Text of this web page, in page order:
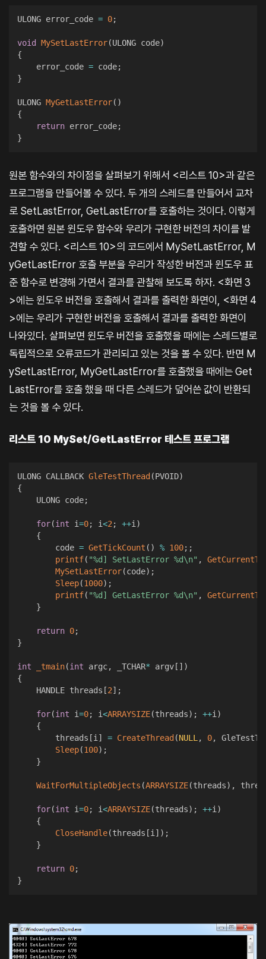
ULONG error_code = 0;
void MySetLastError(ULONG code)
{
    error_code
= code;
}
ULONG MyGetLastError( )
{
return error_code;
}
원본 함수와의 차이점을 살펴보기 위해서 <리스트 10>과 같은
프로그램을 만들어볼 수 있다. 두 개의 스레드를 만들어서 교차
로 SetLastError, GetLastError를 호출하는 것이다. 이렇게
호출하면 원본 윈도우 함수와 우리가 구현한 버전의 차이를 발
견할 수 있다. <리스트 10>의 코드에서 MySetLastError, M
yGetLastError 호출 부분을 우리가 작성한 버전과 윈도우 표
준 함수로 변경해 가면서 결과를 관찰해 보도록 하자. <화면 3
>에는 윈도우 버전을 호출해서 결과를 출력한 화면이, <화면 4
>에는 우리가 구현한 버전을 호출해서 결과를 출력한 화면이
나와있다. 살펴보면 윈도우 버전을 호출했을 때에는 스레드별로
독립적으로 오류코드가 관리되고 있는 것을 볼 수 있다. 반면 M
ySetLastError, MyGetLastError를 호출했을 때에는 Get
LastError를 호출 했을 때 다른 스레드가 덮어쓴 값이 반환되
는 것을 볼 수 있다.
리스트 10 MySet/GetLastError 테스트 프로그램
ULONG CALLBACK GleTestThread (PVOID)
{
    ULONG code
;
for(int i=0; i<2; ++i)
{
        code
= GetTickCount ( ) % 100; ;
printf( "%d] SetLastError %d\n" ,
MySetLastError(code) ;
Sleep(1000) ;
printf( "%d] GetLastError %d\n" ,
}
return 0;
}
int _tmain(int argc, _TCHAR* argv[ ] )
{
    HANDLE threads
[2] ;
for(int i=0; i<ARRAYSIZE(threads) ; ++i)
{
        threads
[i] = CreateThread (NULL, 0,
Sleep(100) ;
}
WaitForMultipleObjects (ARRAYSIZE(threads) ,
for(int i=0; i<ARRAYSIZE(threads) ; ++i)
{
CloseHandle(threads [i] ) ;
}
return 0;
}